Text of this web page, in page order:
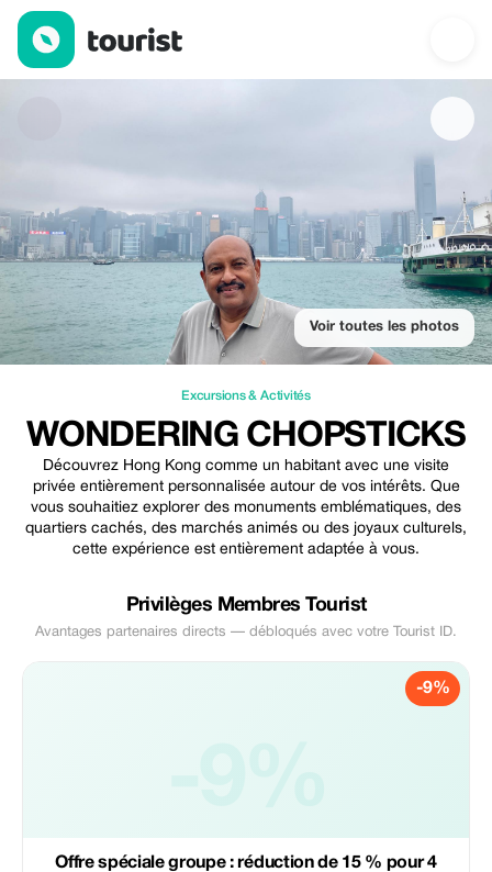
Wondering Chopsticks — Excursions & Activités | Up to 10%
Voir toutes les photos
Excursions & Activités
WONDERING CHOPSTICKS
Découvrez Hong Kong comme un habitant avec une visite
privée entièrement personnalisée autour de vos intérêts. Que
vous souhaitiez explorer des monuments emblématiques, des
quartiers cachés, des marchés animés ou des joyaux culturels,
cette expérience est entièrement adaptée à vous.
Privilèges Membres Tourist
Avantages partenaires directs — débloqués avec votre Tourist ID.
-9%
Offre spéciale groupe : réduction de 15 % pour 4